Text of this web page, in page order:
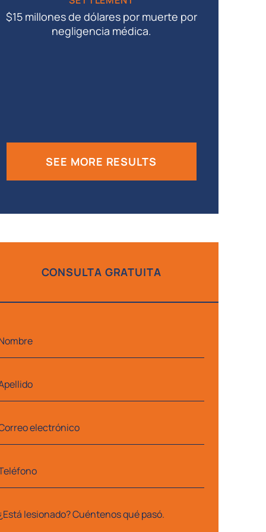
$15 millones de dólares por muerte por
negligencia médica.
SEE MORE RESULTS
CONSULTA GRATUITA